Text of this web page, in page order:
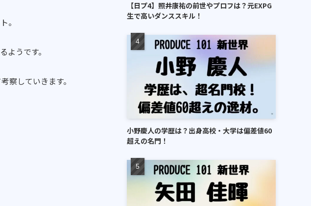
。
ようです。
察していきます。
【日プ4】照井康祐の前世やプロフは？元EXPG
生で高いダンススキル！
小野慶人の学歴は？出身高校・大学は偏差値60
超えの名門！